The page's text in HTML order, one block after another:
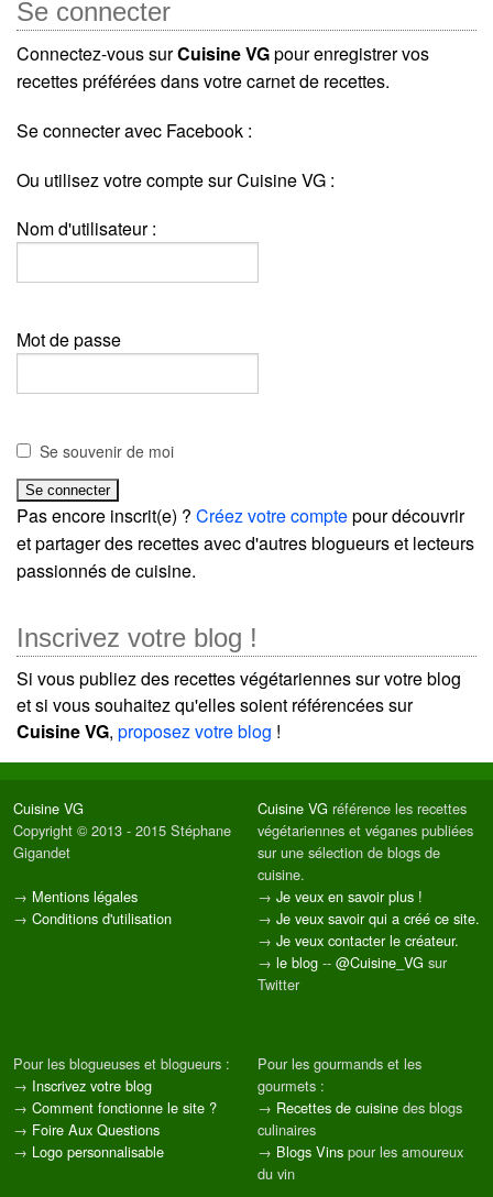
Se connecter
Connectez-vous surCuisine VGpour enregistrer vos
recettes préférées dans votre carnet de recettes.
Se connecter avec Facebook :
Ou utilisez votre compte sur Cuisine VG :
Nom d'utilisateur :
Mot de passe
Se souvenir de moi
Pas encore inscrit(e) ? Créez votre comptepour découvrir
et partager des recettes avec d'autres blogueurs et lecteurs
passionnés de cuisine.
Inscrivez votre blog !
Si vous publiez des recettes végétariennes sur votre blog
et si vous souhaitez qu'elles soient référencées sur
Cuisine VG, proposez votre blog !
Cuisine VG
Copyright © 2013 - 2015 Stéphane
Gigandet
→ Mentions légales
→ Conditions d'utilisation
Cuisine VG référence les recettes
végétariennes et véganes publiées
sur une sélection de blogs de
cuisine.
→ Je veux en savoir plus !
→ Je veux savoir qui a créé ce site.
→ Je veux contacter le créateur.
→ le blog -- @Cuisine_VG sur
Twitter
Pour les blogueuses et blogueurs :
→ Inscrivez votre blog
→ Comment fonctionne le site ?
→ Foire Aux Questions
→ Logo personnalisable
Pour les gourmands et les
gourmets :
→ Recettes de cuisine des blogs
culinaires
→ Blogs Vins pour les amoureux
du vin